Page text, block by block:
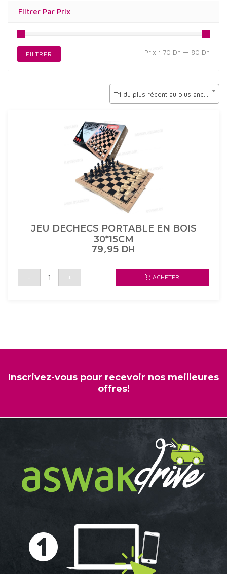
Filtrer Par Prix
FILTRER Prix : 70 Dh — 80 Dh
JEU DECHECS PORTABLE EN BOIS
30*15CM
79,95 DH
-
quantité
JEU
+ ACHETER
Inscrivez-vous pour recevoir nos meilleures
offres!